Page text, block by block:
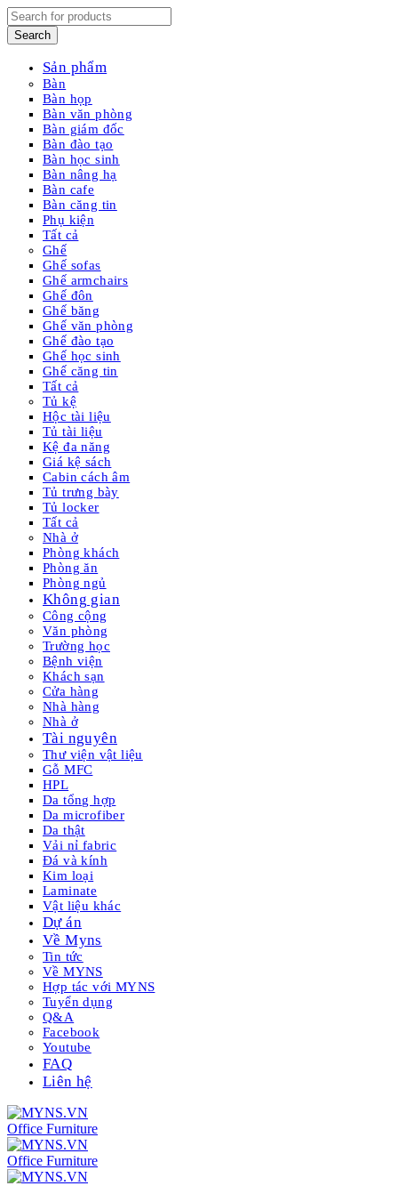
Sản phẩm
Bàn
Bàn họp
Bàn văn phòng
Bàn giám đốc
Bàn đào tạo
Bàn học sinh
Bàn nâng hạ
Bàn cafe
Bàn căng tin
Phụ kiện
Tất cả
Ghế
Ghế sofas
Ghế armchairs
Ghế đôn
Ghế băng
Ghế văn phòng
Ghế đào tạo
Ghế học sinh
Ghế căng tin
Tất cả
Tủ kệ
Hộc tài liệu
Tủ tài liệu
Kệ đa năng
Giá kệ sách
Cabin cách âm
Tủ trưng bày
Tủ locker
Tất cả
Nhà ở
Phòng khách
Phòng ăn
Phòng ngủ
Không gian
Công cộng
Văn phòng
Trường học
Bệnh viện
Khách sạn
Cửa hàng
Nhà hàng
Nhà ở
Tài nguyên
Thư viện vật liệu
Gỗ MFC
HPL
Da tổng hợp
Da microfiber
Da thật
Vải nỉ fabric
Đá và kính
Kim loại
Laminate
Vật liệu khác
Dự án
Về Myns
Tin tức
Về MYNS
Hợp tác với MYNS
Tuyển dụng
Q&A
Facebook
Youtube
FAQ
Liên hệ